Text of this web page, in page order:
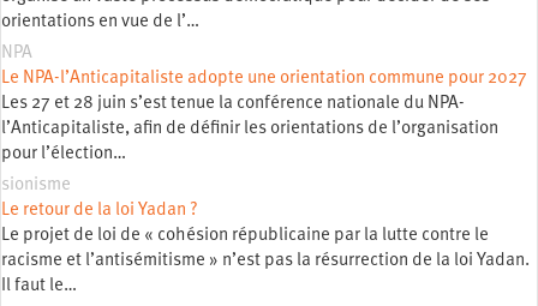
orientations en vue de l’…
NPA
Le NPA-l’Anticapitaliste adopte une orientation commune pour 2027
Les 27 et 28 juin s’est tenue la conférence nationale du NPA-
l’Anticapitaliste, afin de définir les orientations de l’organisation
pour l’élection…
sionisme
Le retour de la loi Yadan ?
Le projet de loi de « cohésion républicaine par la lutte contre le
racisme et l’antisémitisme » n’est pas la résurrection de la loi Yadan.
Il faut le…